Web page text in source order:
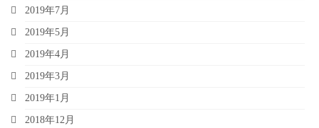
2019年7月
2019年5月
2019年4月
2019年3月
2019年1月
2018年12月